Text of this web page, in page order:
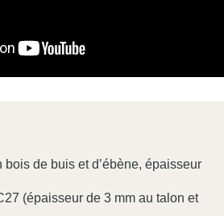
bois de buis et d’ébène, épaisseur
(épaisseur de 3 mm au talon et